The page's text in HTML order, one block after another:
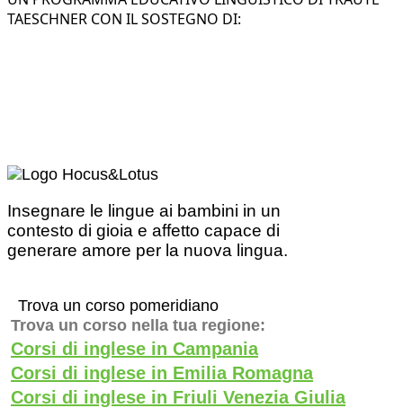
TAESCHNER CON IL SOSTEGNO DI:
Insegnare le lingue ai bambini in un
contesto di gioia e affetto capace di
generare amore per la nuova lingua.
Trova un corso pomeridiano
Trova un corso nella tua regione:
Corsi di inglese in Campania
Corsi di inglese in Emilia Romagna
Corsi di inglese in Friuli Venezia Giulia